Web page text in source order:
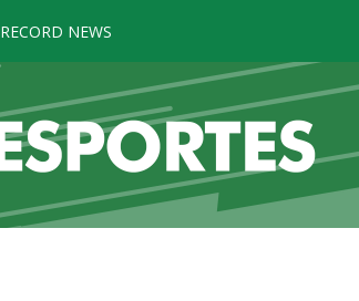
RECORD NEWS